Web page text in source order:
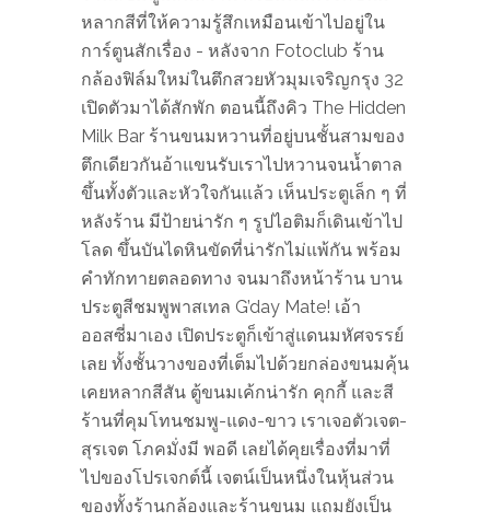
หลากสีที่ให้ความรู้สึกเหมือนเข้าไปอยู่ใน
การ์ตูนสักเรื่อง - หลังจาก Fotoclub ร้าน
กล้องฟิล์มใหม่ในตึกสวยหัวมุมเจริญกรุง 32
เปิดตัวมาได้สักพัก ตอนนี้ถึงคิว The Hidden
Milk Bar ร้านขนมหวานที่อยู่บนชั้นสามของ
ตึกเดียวกันอ้าแขนรับเราไปหวานจนน้ำตาล
ขึ้นทั้งตัวและหัวใจกันแล้ว เห็นประตูเล็ก ๆ ที่
หลังร้าน มีป้ายน่ารัก ๆ รูปไอติมก็เดินเข้าไป
โลด ขึ้นบันไดหินขัดที่น่ารักไม่แพ้กัน พร้อม
คำทักทายตลอดทาง จนมาถึงหน้าร้าน บาน
ประตูสีชมพูพาสเทล G’day Mate! เอ้า
ออสซี่มาเอง เปิดประตูก็เข้าสู่แดนมหัศจรรย์
เลย ทั้งชั้นวางของที่เต็มไปด้วยกล่องขนมคุ้น
เคยหลากสีสัน ตู้ขนมเค้กน่ารัก คุกกี้ และสี
ร้านที่คุมโทนชมพู-แดง-ขาว เราเจอตัวเจต-
สุรเจต โภคมั่งมี พอดี เลยได้คุยเรื่องที่มาที่
ไปของโปรเจกต์นี้ เจตน์เป็นหนึ่งในหุ้นส่วน
ของทั้งร้านกล้องและร้านขนม แถมยังเป็น